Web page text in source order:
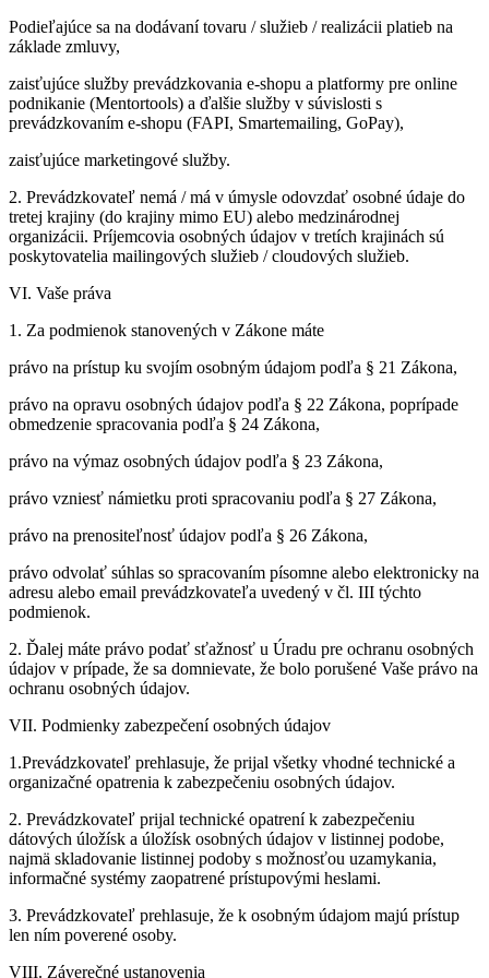
Podieľajúce sa na dodávaní tovaru / služieb / realizácii platieb na
základe zmluvy,
zaisťujúce služby prevádzkovania e-shopu a platformy pre online
podnikanie (Mentortools) a ďalšie služby v súvislosti s
prevádzkovaním e-shopu (FAPI, Smartemailing, GoPay),
zaisťujúce marketingové služby.
2. Prevádzkovateľ nemá / má v úmysle odovzdať osobné údaje do
tretej krajiny (do krajiny mimo EU) alebo medzinárodnej
organizácii. Príjemcovia osobných údajov v tretích krajinách sú
poskytovatelia mailingových služieb / cloudových služieb.
VI. Vaše práva
1. Za podmienok stanovených v Zákone máte
právo na prístup ku svojím osobným údajom podľa § 21 Zákona,
právo na opravu osobných údajov podľa § 22 Zákona, poprípade
obmedzenie spracovania podľa § 24 Zákona,
právo na výmaz osobných údajov podľa § 23 Zákona,
právo vzniesť námietku proti spracovaniu podľa § 27 Zákona,
právo na prenositeľnosť údajov podľa § 26 Zákona,
právo odvolať súhlas so spracovaním písomne alebo elektronicky na
adresu alebo email prevádzkovateľa uvedený v čl. III týchto
podmienok.
2. Ďalej máte právo podať sťažnosť u Úradu pre ochranu osobných
údajov v prípade, že sa domnievate, že bolo porušené Vaše právo na
ochranu osobných údajov.
VII. Podmienky zabezpečení osobných údajov
1.Prevádzkovateľ prehlasuje, že prijal všetky vhodné technické a
organizačné opatrenia k zabezpečeniu osobných údajov.
2. Prevádzkovateľ prijal technické opatrení k zabezpečeniu
dátových úložísk a úložísk osobných údajov v listinnej podobe,
najmä skladovanie listinnej podoby s možnosťou uzamykania,
informačné systémy zaopatrené prístupovými heslami.
3. Prevádzkovateľ prehlasuje, že k osobným údajom majú prístup
len ním poverené osoby.
VIII. Záverečné ustanovenia